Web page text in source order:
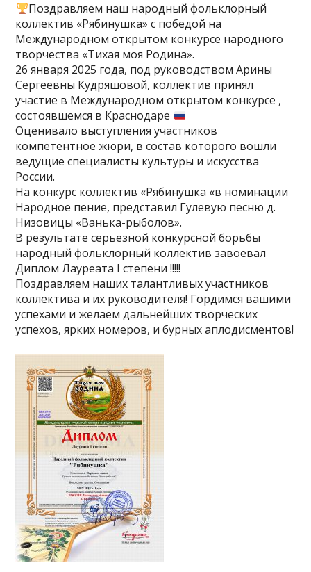
Поздравляем наш народный фольклорный
коллектив «Рябинушка» с победой на
Международном открытом конкурсе народного
творчества «Тихая моя Родина».
26 января 2025 года, под руководством Арины
Сергеевны Кудряшовой, коллектив принял
участие в Международном открытом конкурсе ,
состоявшемся в Краснодаре
Оценивало выступления участников
компетентное жюри, в состав которого вошли
ведущие специалисты культуры и искусства
России.
На конкурс коллектив «Рябинушка «в номинации
Народное пение, представил Гулевую песню д.
Низовицы «Ванька-рыболов».
В результате серьезной конкурсной борьбы
народный фольклорный коллектив завоевал
Диплом Лауреата I степени !!!!!
Поздравляем наших талантливых участников
коллектива и их руководителя! Гордимся вашими
успехами и желаем дальнейших творческих
успехов, ярких номеров, и бурных аплодисментов!